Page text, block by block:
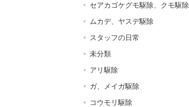
セアカゴケグモ駆除、クモ駆除
ムカデ、ヤスデ駆除
スタッフの日常
未分類
アリ駆除
ガ、メイガ駆除
コウモリ駆除